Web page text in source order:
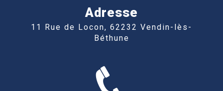
Adresse
11 Rue de Locon, 62232 Vendin-lès-
Béthune